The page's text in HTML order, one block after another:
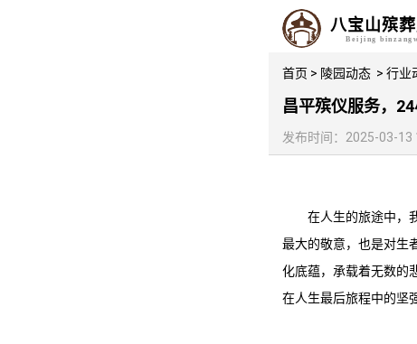
八宝山殡
Beijing
首页 > 陵园动态 > 行业
昌平殡仪服务，
发布时间：2025-03-13
在人生的旅途中，
最大的敬意，也是对生
化底蕴，承载着无数的
在人生最后旅程中的坚